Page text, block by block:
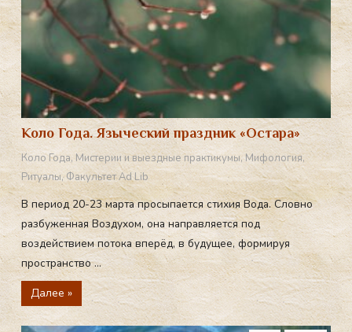
Коло Года. Языческий праздник «Остара»
Коло Года,Мистерии и выездные практикумы,Мифология,
Ритуалы,Факультет Ad Lib
В период 20-23 марта просыпается стихия Вода. Словно
разбуженная Воздухом, она направляется под
воздействием потока вперёд, в будущее, формируя
пространство ...
Далее »